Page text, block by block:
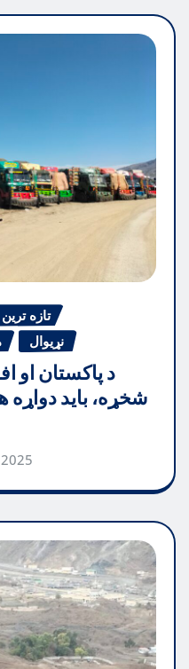
تازه
نړیوال
د پاکستان او
شخړه، باید دواړه